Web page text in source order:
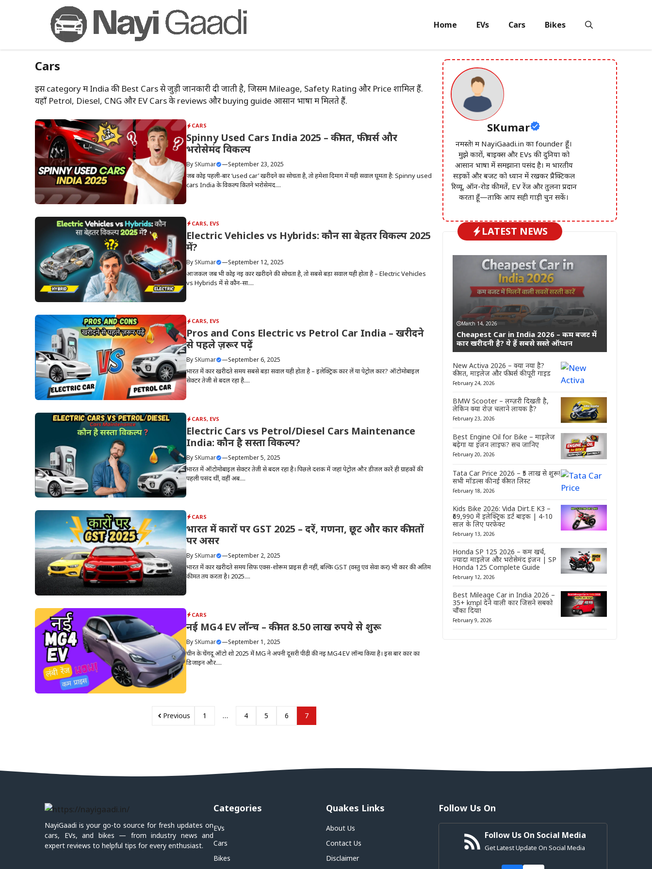
Home EVs Cars Bikes
Cars
इस category में India की Best Cars से जुड़ी जानकारी दी जाती है, जिसमें Mileage, Safety Rating और Price शामिल हैं.
यहाँ Petrol, Diesel, CNG और EV Cars के reviews और buying guide आसान भाषा में मिलते हैं.
CARS
Spinny Used Cars India 2025 – कीमत, फीचर्स और
भरोसेमंद विकल्प
By SKumar —September 23, 2025
जब कोई पहली-बार ‘used car’ खरीदने का सोचता है, तो हमेशा दिमाग में यही सवाल घूमता है: Spinny used
cars India के विकल्प कितने भरोसेमंद....
CARS, EVS
Electric Vehicles vs Hybrids: कौन सा बेहतर विकल्प 2025
में?
By SKumar —September 12, 2025
आजकल जब भी कोई नई कार खरीदने की सोचता है, तो सबसे बड़ा सवाल यही होता है – Electric Vehicles
vs Hybrids में से कौन-सा....
CARS, EVS
Pros and Cons Electric vs Petrol Car India – खरीदने
से पहले ज़रूर पढ़ें
By SKumar —September 6, 2025
भारत में कार खरीदते समय सबसे बड़ा सवाल यही होता है – इलेक्ट्रिक कार लें या पेट्रोल कार? ऑटोमोबाइल
सेक्टर तेजी से बदल रहा है....
CARS, EVS
Electric Cars vs Petrol/Diesel Cars Maintenance
India: कौन है सस्ता विकल्प?
By SKumar —September 5, 2025
भारत में ऑटोमोबाइल सेक्टर तेज़ी से बदल रहा है। पिछले दशक में जहां पेट्रोल और डीज़ल कारें ही ग्राहकों की
पहली पसंद थीं, वहीं अब....
CARS
भारत में कारों पर GST 2025 – दरें, गणना, छूट और कार कीमतों
पर असर
By SKumar —September 2, 2025
भारत में कार खरीदते समय सिर्फ एक्स-शोरूम प्राइस ही नहीं, बल्कि GST (वस्तु एवं सेवा कर) भी कार की अंतिम
कीमत तय करता है। 2025....
CARS
नई MG4 EV लॉन्च – कीमत 8.50 लाख रुपये से शुरू
By SKumar —September 1, 2025
चीन के चेंगदू ऑटो शो 2025 में MG ने अपनी दूसरी पीढ़ी की नई MG4 EV लॉन्च किया है। इस बार कार का
डिजाइन और....
Previous 1 … 4 5 6 7
SKumar
नमस्ते! मैं NayiGaadi.in का founder हूँ।
मुझे कारों, बाइक्स और EVs की दुनिया को
आसान भाषा में समझाना पसंद है। मैं भारतीय
सड़कों और बजट को ध्यान में रखकर प्रैक्टिकल
रिव्यू, ऑन-रोड कीमतें, EV रेंज और तुलना प्रदान
करता हूँ—ताकि आप सही गाड़ी चुन सकें।
LATEST NEWS
March 14, 2026
Cheapest Car in India 2026 – कम बजट में
कार खरीदनी है? ये हैं सबसे सस्ते ऑप्शन
New Activa 2026 – क्या नया है?
कीमत, माइलेज और फीचर्स की पूरी गाइड
February 24, 2026
BMW Scooter – लग्ज़री दिखती है,
लेकिन क्या रोज़ चलाने लायक है?
February 23, 2026
Best Engine Oil for Bike – माइलेज
बढ़ेगा या इंजन लाइफ? सच जानिए
February 20, 2026
Tata Car Price 2026 – ₹5 लाख से शुरू!
सभी मॉडल्स की नई कीमत लिस्ट
February 18, 2026
Kids Bike 2026: Vida Dirt.E K3 –
₹69,990 में इलेक्ट्रिक डर्ट बाइक | 4-10
साल के लिए परफेक्ट
February 13, 2026
Honda SP 125 2026 – कम खर्च,
ज्यादा माइलेज और भरोसेमंद इंजन | SP
Honda 125 Complete Guide
February 12, 2026
Best Mileage Car in India 2026 –
35+ kmpl देने वाली कार जिसने सबको
चौंका दिया!
February 9, 2026
NayiGaadi is your go-to source for fresh updates on
cars, EVs, and bikes — from industry news and
expert reviews to helpful tips for every enthusiast.
Categories
EVs
Cars
Bikes
Quakes Links
About Us
Contact Us
Disclaimer
Follow Us On
Follow Us On Social Media
Get Latest Update On Social Media